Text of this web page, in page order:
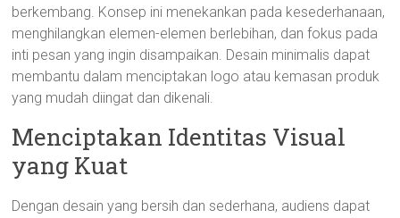
berkembang. Konsep ini menekankan pada kesederhanaan,
menghilangkan elemen-elemen berlebihan, dan fokus pada
inti pesan yang ingin disampaikan. Desain minimalis dapat
membantu dalam menciptakan logo atau kemasan produk
yang mudah diingat dan dikenali.
Menciptakan Identitas Visual
yang Kuat
Dengan desain yang bersih dan sederhana, audiens dapat